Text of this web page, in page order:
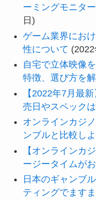
ーミングモニタ
日)
ゲーム業界にお
性について
自宅で立体映像
特徴、選び方を解
【2022年7月最
売日やスペックは
オンラインカジ
ンブルと比較し
【オンラインカ
ージータイムが
日本のギャンブ
ティングでます